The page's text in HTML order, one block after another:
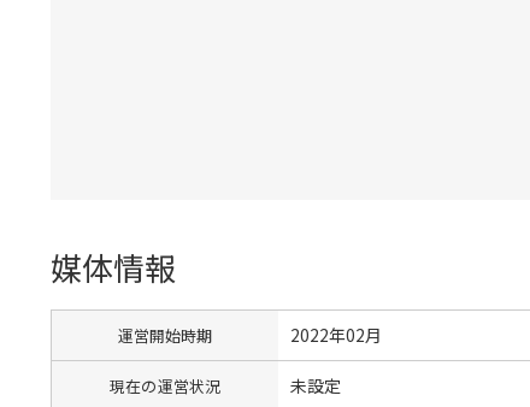
媒体情報
運営開始時期 2022年02月
現在の運営状況 未設定